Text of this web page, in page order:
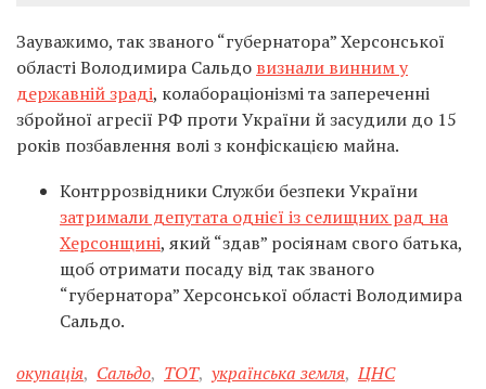
Зауважимо, так званого “губернатора” Херсонської
області Володимира Сальдо визнали винним у
державній зраді, колабораціонізмі та запереченні
збройної агресії РФ проти України й засудили до 15
років позбавлення волі з конфіскацією майна.
Контррозвідники Служби безпеки України
затримали депутата однієї із селищних рад на
Херсонщині, який “здав” росіянам свого батька,
щоб отримати посаду від так званого
“губернатора” Херсонської області Володимира
Сальдо.
окупація, Сальдо, ТОТ, українська земля, ЦНС